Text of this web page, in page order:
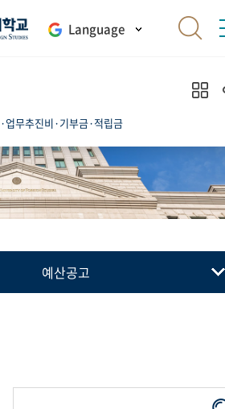
Language
업무추진비·기부금·적립금
예산공고